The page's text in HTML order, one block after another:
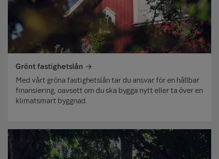
Grönt fastighetslån
Med vårt gröna fastighetslån tar du ansvar för en hållbar
finansiering, oavsett om du ska bygga nytt eller ta över en
klimatsmart byggnad.